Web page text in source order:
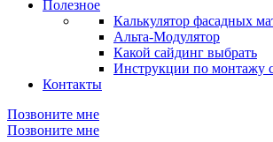
Полезное
Калькулятор фасадных
Альта-Модулятор
Какой сайдинг выбрать
Инструкции по монтажу
Контакты
Позвоните мне
Позвоните мне